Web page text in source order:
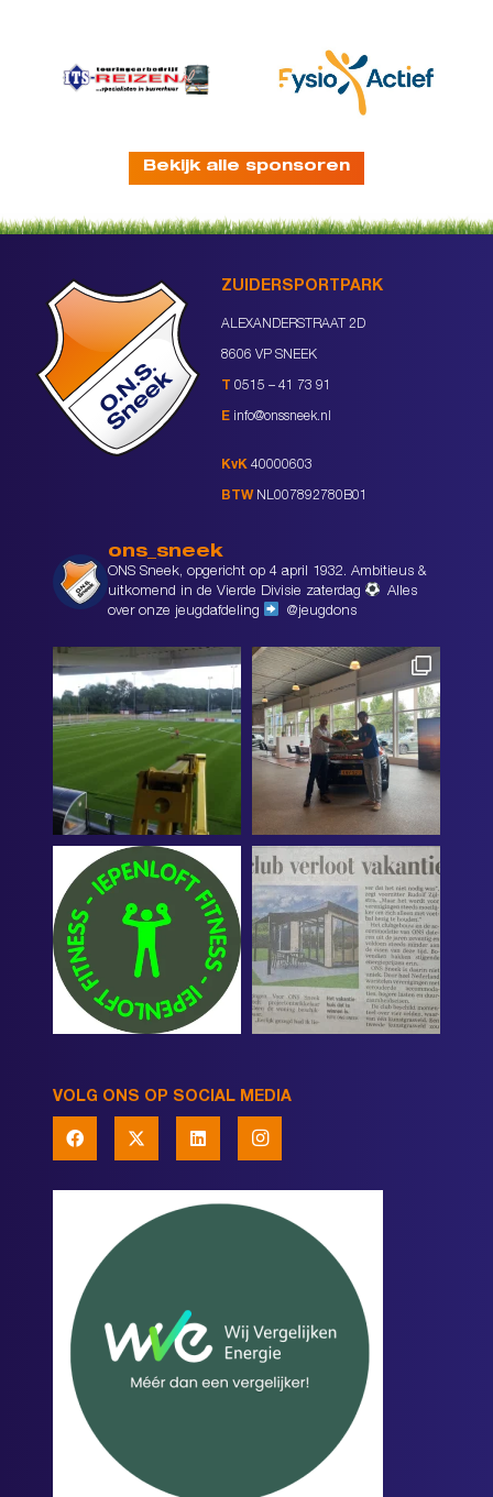
Bekijk alle sponsoren
ZUIDERSPORTPARK
ALEXANDERSTRAAT 2D
8606 VP SNEEK
T 0515 – 41 73 91
E info@onssneek.nl
KvK 40000603
BTW NL007892780B01
ons_sneek
ONS Sneek, opgericht op 4 april 1932. Ambitieus &
uitkomend in de Vierde Divisie zaterdag
Alles
over onze jeugdafdeling
@jeugdons
VOLG ONS OP SOCIAL MEDIA